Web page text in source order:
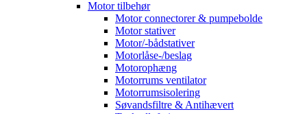
Motor tilbehør
Motor connectorer & pumpebolde
Motor stativer
Motor/-bådstativer
Motorlåse-/beslag
Motorophæng
Motorrums ventilator
Motorrumsisolering
Søvandsfiltre & Antihævert